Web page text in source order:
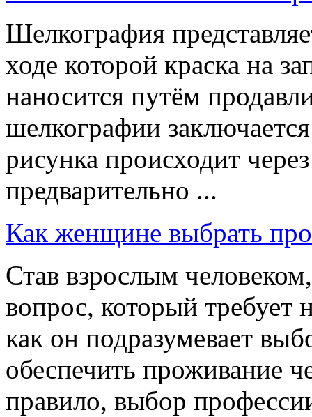
Шелкография
ходе которой краска на
наносится путём
шелкографии
рисунка происходит
предварительно ...
Как женщине выбрать
Став взрослым
вопрос, который требует
как он подразумевает
обеспечить проживание
правило, выбор